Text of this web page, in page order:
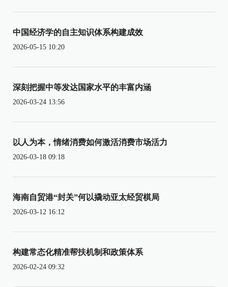
中国经济学的自主知识体系构建成效
2026-05-15 10:20
深刻把握中等发达国家水平的丰富内涵
2026-03-24 13:56
以人为本，情绪消费如何激活消费市场活力
2026-03-18 09:18
海南自贸港“封关”何以撬动亚太经贸棋局
2026-03-12 16:12
构建常态化精准帮扶机制和政策体系
2026-02-24 09:32